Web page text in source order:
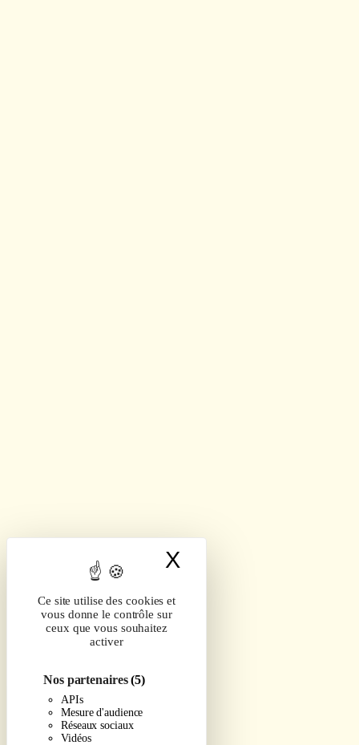
Ce site utilise des cookies et
vous donne le contrôle sur
ceux que vous souhaitez
activer
Nos partenaires(5)
APIs
Mesure d'audience
Réseaux sociaux
Vidéos
X